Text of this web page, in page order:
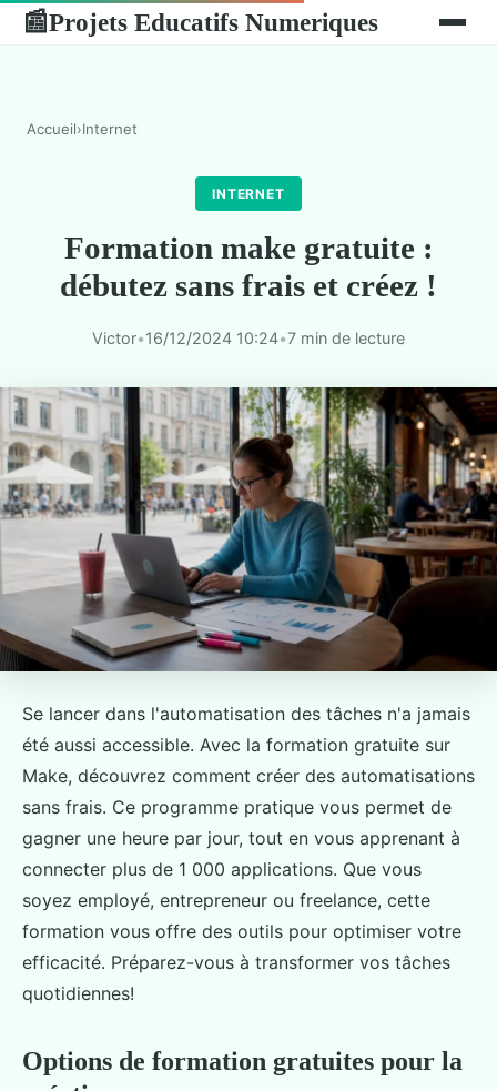
📰Projets Educatifs Numeriques
Accueil›Internet
INTERNET
Formation make gratuite :
débutez sans frais et créez !
Victor•16/12/2024 10:24•7 min de lecture
Se lancer dans l'automatisation des tâches n'a jamais
été aussi accessible. Avec la formation gratuite sur
Make, découvrez comment créer des automatisations
sans frais. Ce programme pratique vous permet de
gagner une heure par jour, tout en vous apprenant à
connecter plus de 1 000 applications. Que vous
soyez employé, entrepreneur ou freelance, cette
formation vous offre des outils pour optimiser votre
efficacité. Préparez-vous à transformer vos tâches
quotidiennes!
Options de formation gratuites pour la